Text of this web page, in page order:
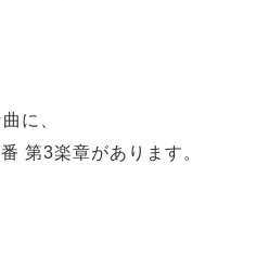
に、
第3楽章があります。